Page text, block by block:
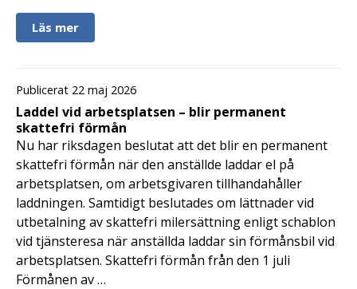
Läs mer
Publicerat 22 maj 2026
Laddel vid arbetsplatsen – blir permanent
skattefri förmån
Nu har riksdagen beslutat att det blir en permanent
skattefri förmån när den anställde laddar el på
arbetsplatsen, om arbetsgivaren tillhandahåller
laddningen. Samtidigt beslutades om lättnader vid
utbetalning av skattefri milersättning enligt schablon
vid tjänsteresa när anställda laddar sin förmånsbil vid
arbetsplatsen. Skattefri förmån från den 1 juli
Förmånen av …